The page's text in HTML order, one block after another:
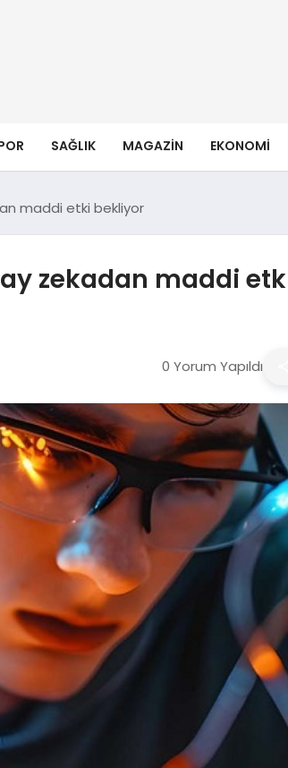
SAĞLIK MAGAZIN EKONOMI
maddi etki bekliyor
zekadan maddi
0 Yorum Yapıldı